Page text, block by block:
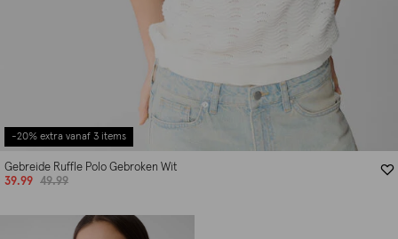
-20% extra vanaf 3 items
Gebreide Ruffle Polo Gebroken Wit
39.99
49.99